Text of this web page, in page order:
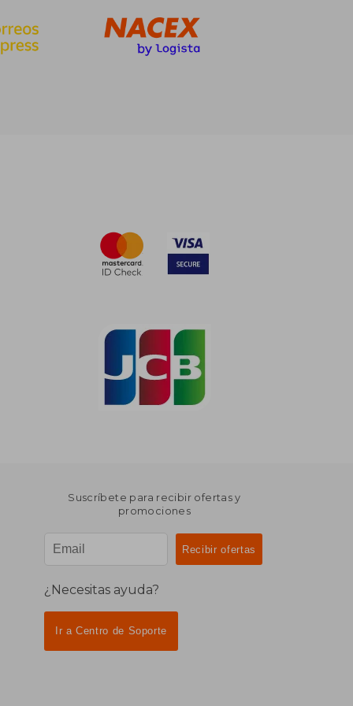
Suscríbete para recibir ofertas y
promociones
¿Necesitas ayuda?
Ir a Centro de Soporte